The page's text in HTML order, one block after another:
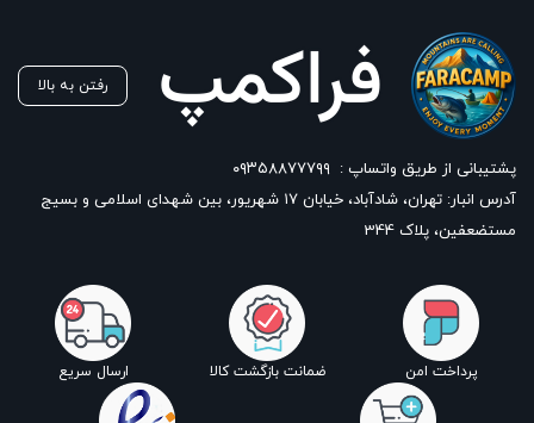
رفتن به بالا
پشتیبانی از طریق واتساپ : ۰۹۳۵۸۸۷۷۷۹۹
آدرس انبار: تهران، شادآباد، خیابان ١٧ شهریور، بین شهدای اسلامی و بسیج
مستضعفین، پلاک 344
پرداخت امن ضمانت بازگشت کالا ارسال سریع